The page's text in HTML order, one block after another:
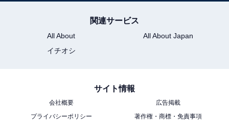
を確認して適切に出品することを心がけたいですね。
メルカリで知らないユーザーのタメ口にモヤっとする。
フレンドリーな雰囲気は必要ない!?
関連サービス
All About
All About Japan
イチオシ
サイト情報
会社概要
広告掲載
プライバシーポリシー
著作権・商標・免責事項